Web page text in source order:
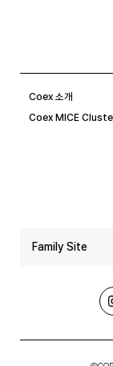
Coex 소개
Coex MICE
Family Site